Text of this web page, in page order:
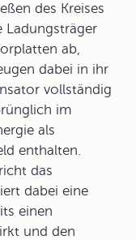
des Kreises
Ladungsträger
ab,
dabei in ihr
vollständig
im
als
enthalten.
das
dabei eine
einen
und den